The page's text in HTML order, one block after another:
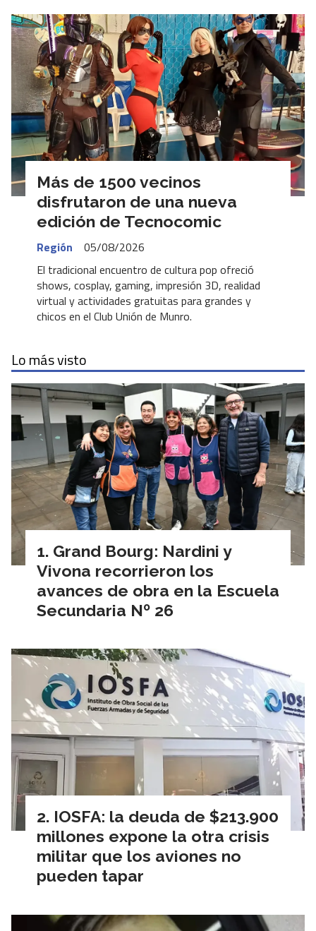
Más de 1500 vecinos
disfrutaron de una nueva
edición de Tecnocomic
Región
05/08/2026
El tradicional encuentro de cultura pop ofreció
shows, cosplay, gaming, impresión 3D, realidad
virtual y actividades gratuitas para grandes y
chicos en el Club Unión de Munro.
Lo más visto
Grand Bourg: Nardini y
Vivona recorrieron los
avances de obra en la Escuela
Secundaria Nº 26
IOSFA: la deuda de $213.900
millones expone la otra crisis
militar que los aviones no
pueden tapar